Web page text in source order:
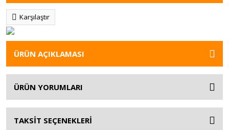
Karşılaştır
ÜRÜN AÇIKLAMASI
ÜRÜN YORUMLARI
TAKSİT SEÇENEKLERİ